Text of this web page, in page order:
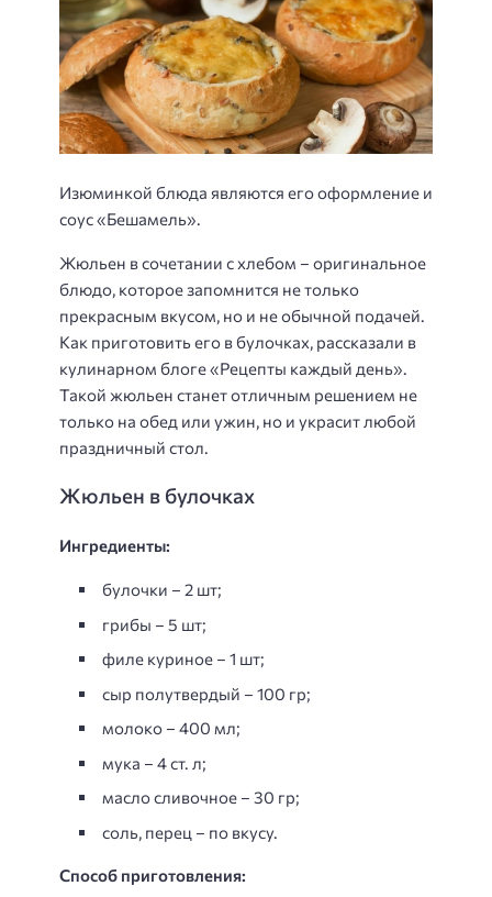
Изюминкой блюда являются его оформление и
соус «Бешамель».
Жюльен в сочетании с хлебом – оригинальное
блюдо, которое запомнится не только
прекрасным вкусом, но и не обычной подачей.
Как приготовить его в булочках, рассказали в
кулинарном блоге «Рецепты каждый день».
Такой жюльен станет отличным решением не
только на обед или ужин, но и украсит любой
праздничный стол.
Жюльен в булочках
Ингредиенты:
булочки – 2 шт;
грибы – 5 шт;
филе куриное – 1 шт;
сыр полутвердый – 100 гр;
молоко – 400 мл;
мука – 4 ст. л;
масло сливочное – 30 гр;
соль, перец – по вкусу.
Способ приготовления: